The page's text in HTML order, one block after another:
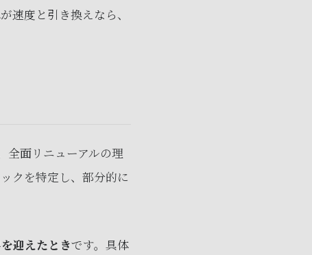
速度と引き換えなら、
全面リニューアルの理
クを特定し、部分的に
迎えたときです。具体